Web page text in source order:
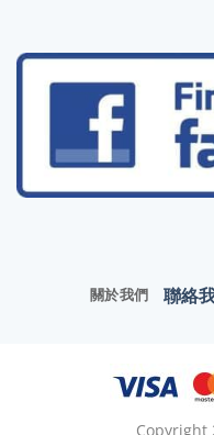
關於我們 聯絡
Copyright